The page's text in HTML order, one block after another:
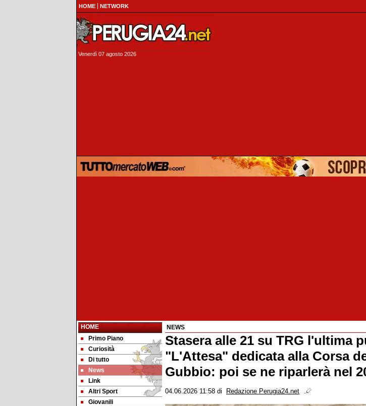
HOME NETWORK
Venerdì 07 agosto 2026
HOME
Primo Piano
Curiosità
Di tutto
News
Link
Altri Sport
Giovanili
NEWS
Stasera alle 21 su TRG l'ultima
"L'Attesa" dedicata alla Corsa
Gubbio: poi se ne riparlerà nel
04.06.2026 11:58 di Redazione Perugia24.net